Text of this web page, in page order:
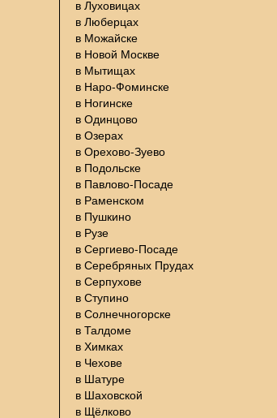
в Луховицах
в Люберцах
в Можайске
в Новой Москве
в Мытищах
в Наро-Фоминске
в Ногинске
в Одинцово
в Озерах
в Орехово-Зуево
в Подольске
в Павлово-Посаде
в Раменском
в Пушкино
в Рузе
в Сергиево-Посаде
в Серебряных Прудах
в Серпухове
в Ступино
в Солнечногорске
в Талдоме
в Химках
в Чехове
в Шатуре
в Шаховской
в Щёлково